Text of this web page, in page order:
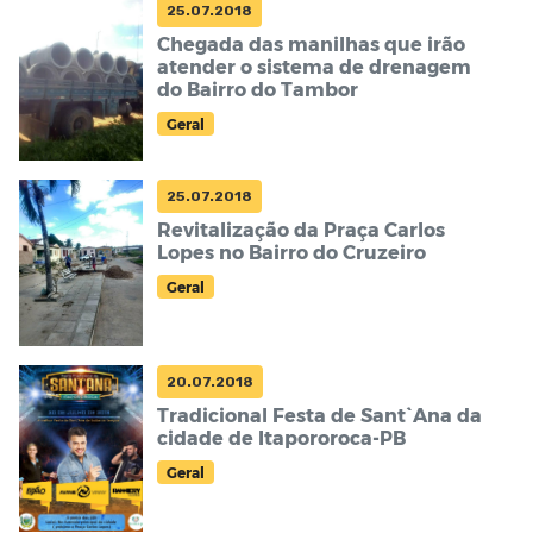
25.07.2018
Chegada das manilhas que irão
atender o sistema de drenagem
do Bairro do Tambor
Geral
25.07.2018
Revitalização da Praça Carlos
Lopes no Bairro do Cruzeiro
Geral
20.07.2018
Tradicional Festa de Sant`Ana da
cidade de Itapororoca-PB
Geral